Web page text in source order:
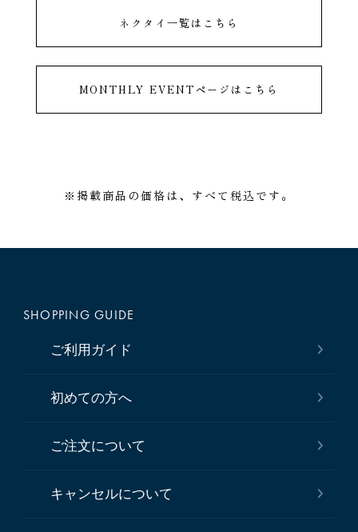
ネクタイ一覧はこちら
MONTHLY EVENTページはこちら
※掲載商品の価格は、すべて税込です。
SHOPPING GUIDE
ご利用ガイド
初めての方へ
ご注文について
キャンセルについて